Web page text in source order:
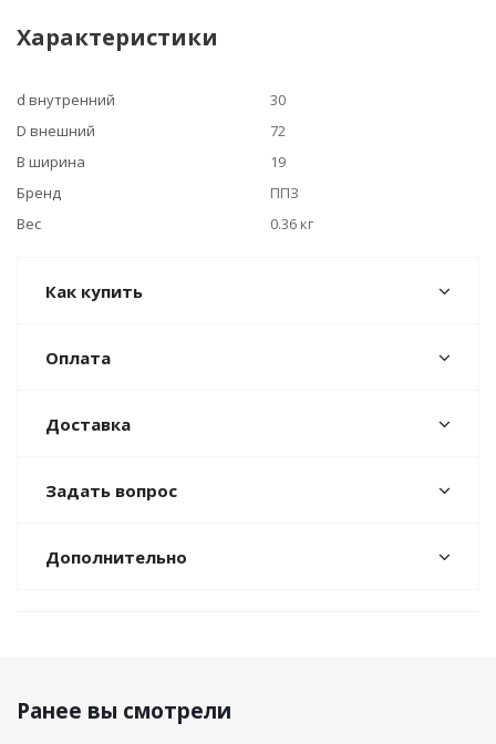
Характеристики
d внутренний
30
D внешний
72
B ширина
19
Бренд
ППЗ
Вес
0.36 кг
Как купить
Оплата
Доставка
Задать вопрос
Дополнительно
Ранее вы смотрели